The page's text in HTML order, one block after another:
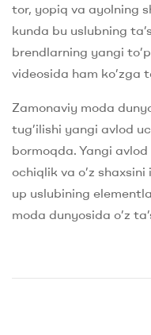
tor, yopiq va ayolning
kunda bu uslubning
brendlarning yangi
videosida ham ko’zga
Zamonaviy moda
tug’ilishi yangi avlod
bormoqda. Yangi
ochiqlik va o’z
up uslubining
moda dunyosida o’z